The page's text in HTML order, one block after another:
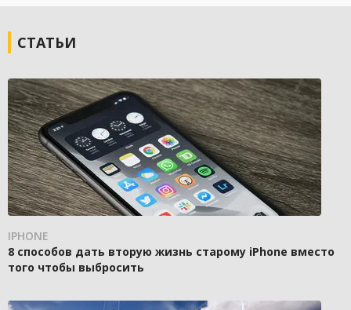
СТАТЬИ
IPHONE
8 способов дать вторую жизнь старому iPhone вместо
того чтобы выбросить